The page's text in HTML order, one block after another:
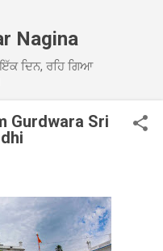
Nagina
ਦਿਨ, ਰਹਿ ਗਿਆ
Gurdwara Sri